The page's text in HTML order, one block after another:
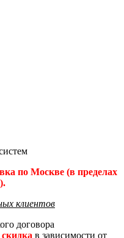
по Москве (в пределах
клиентов
договора
в зависимости от